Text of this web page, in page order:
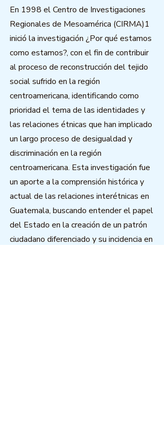
En 1998 el Centro de Investigaciones
Regionales de Mesoamérica (CIRMA)1
inició la investigación ¿Por qué estamos
como estamos?, con el fin de contribuir
al proceso de reconstrucción del tejido
social sufrido en la región
centroamericana, identificando como
prioridad el tema de las identidades y
las relaciones étnicas que han implicado
un largo proceso de desigualdad y
discriminación en la región
centroamericana. Esta investigación fue
un aporte a la comprensión histórica y
actual de las relaciones interétnicas en
Guatemala, buscando entender el papel
del Estado en la creación de un patrón
ciudadano diferenciado y su incidencia en